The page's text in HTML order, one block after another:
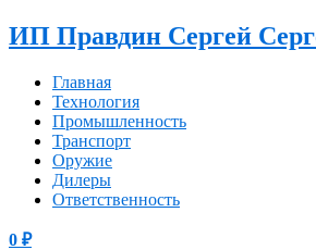
ИП Правдин Сергей
Главная
Технология
Промышленность
Транспорт
Оружие
Дилеры
Ответственность
0 ₽